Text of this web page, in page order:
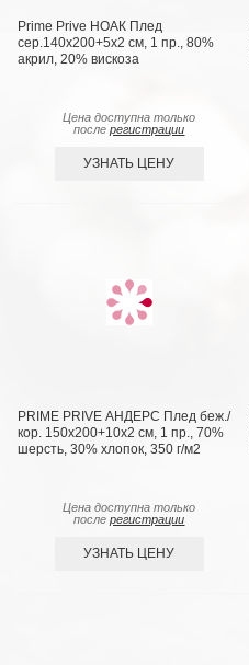
Prime Prive НОАК Плед
сер.140х200+5х2 см, 1 пр., 80%
акрил, 20% вискоза
Цена доступна только
послерегистрации
УЗНАТЬ ЦЕНУ
PRIME PRIVE АНДЕРС Плед беж./
кор. 150х200+10х2 см, 1 пр., 70%
шерсть, 30% хлопок, 350 г/м2
Цена доступна только
послерегистрации
УЗНАТЬ ЦЕНУ